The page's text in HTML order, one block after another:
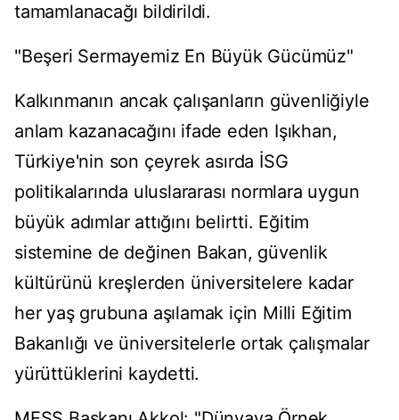
tamamlanacağı bildirildi.
"Beşeri Sermayemiz En Büyük Gücümüz"
Kalkınmanın ancak çalışanların güvenliğiyle
anlam kazanacağını ifade eden Işıkhan,
Türkiye'nin son çeyrek asırda İSG
politikalarında uluslararası normlara uygun
büyük adımlar attığını belirtti. Eğitim
sistemine de değinen Bakan, güvenlik
kültürünü kreşlerden üniversitelere kadar
her yaş grubuna aşılamak için Milli Eğitim
Bakanlığı ve üniversitelerle ortak çalışmalar
yürüttüklerini kaydetti.